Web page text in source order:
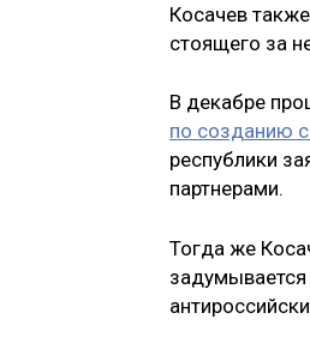
Косачев
стоящего за
В декабре
по созданию
республики
партнерами.
Тогда же
задумывается